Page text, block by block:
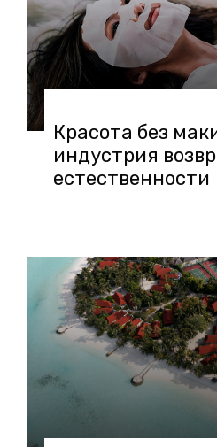
Красота без
индустрия
естественности